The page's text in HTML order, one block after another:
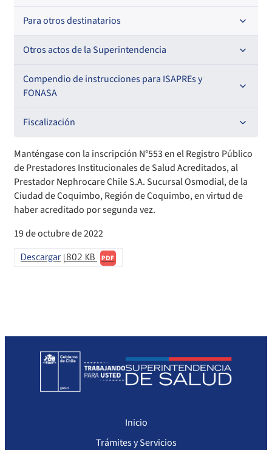
Resoluciones
Oficios Circulares
Circulares
Circulares internas
Resoluciones
Para otros destinatarios
Circulares
Otros actos de la Superintendencia
Antecedentes preparatorios de normas que afecten a
EMT Ley N° 20.416
Comisión Evaluadora de Licitaciones Públicas
Convenios de colaboración
Declaración de patrimonio e intereses de autoridades
Decreta reserva o secreto según Ley N° 20.285
Estructura Orgánica
Informes de Fiscalización
Sanciones aplicadas
Actas Consejo Consultivo Ley Corta de Isapres
Compendio de instrucciones para ISAPREs y
FONASA
Compendio Beneficios
Compendio de Archivos Maestros
Compendio Información
Compendio Instrumentos Contractuales
Compendio Procedimientos
Fiscalización
Informes de fiscalización
Sanciones aplicadas
Sanciones a Entidades Acreditadoras
Sanciones Agentes de Ventas
Sanciones a Isapres
Manténgase con la inscripción N°553 en el Registro Público
de Prestadores Institucionales de Salud Acreditados, al
Prestador Nephrocare Chile S.A. Sucursal Osmodial, de la
Ciudad de Coquimbo, Región de Coquimbo, en virtud de
haber acreditado por segunda vez.
19 de octubre de 2022
Descargar 802 KB PDF
Inicio
Trámites y Servicios